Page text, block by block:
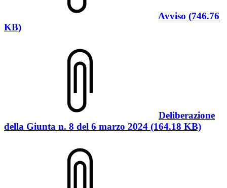
Avviso (746.76
KB)
Deliberazione
della Giunta n. 8 del 6 marzo 2024 (164.18 KB)